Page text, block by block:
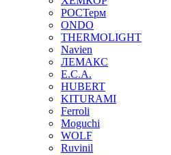
РОСТерм
ONDO
THERMOLIGHT
Navien
ЛЕМАКС
E.C.A.
HUBERT
KITURAMI
Ferroli
Moguchi
WOLF
Ruvinil